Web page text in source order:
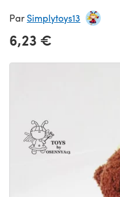
Par Simplytoys13
6,23 €